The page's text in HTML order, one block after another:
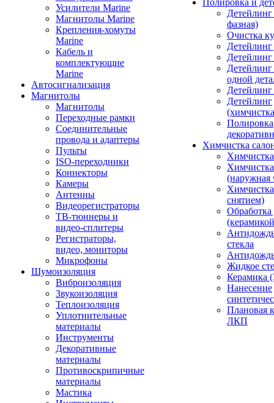
Усилители Marine
Магнитолы Marine
Крепления-хомуты
Marine
Кабель и
комплектующие
Marine
Автосигнализация
Магнитолы
Магнитолы
Переходные рамки
Соединительные
провода и адаптеры
Пульты
ISO-переходники
Коннекторы
Камеры
Антенны
Видеорегистраторы
ТВ-тюннеры и
видео-сплитеры
Регистраторы,
видео, мониторы
Микрофоны
Шумоизоляция
Виброизоляция
Звукоизоляция
Теплоизоляция
Уплотнительные
материалы
Инструменты
Декоративные
материалы
Противоскрипичные
материалы
Мастика
Полировка и
фазная)
Очистка
Детейлинг
одной
Детейлинг
Полировка
Химчистка
(наружная
снятием)
Обработка
стекла
Жидкое
Керамика
Нанесение
Плановая
ЛКП